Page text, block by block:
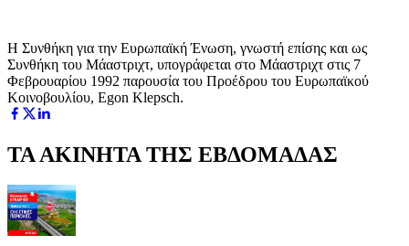
Η Συνθήκη για την Ευρωπαϊκή Ένωση, γνωστή επίσης και ως
Συνθήκη του Μάαστριχτ, υπογράφεται στο Μάαστριχτ στις 7
Φεβρουαρίου 1992 παρουσία του Προέδρου του Ευρωπαϊκού
Κοινοβουλίου, Egon Klepsch.
ΤΑ ΑΚΙΝΗΤΑ ΤΗΣ ΕΒΔΟΜΑΔΑΣ